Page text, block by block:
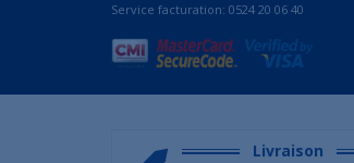
Service facturation: 0524 20 06 40
Livraison